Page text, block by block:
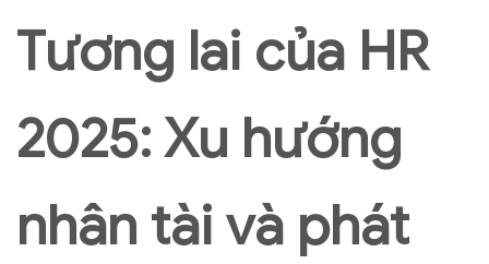
Tương lai của HR
2025: Xu hướng
nhân tài và phát